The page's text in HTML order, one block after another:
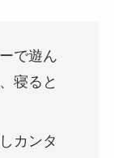
で遊ん
寝ると
カンタ